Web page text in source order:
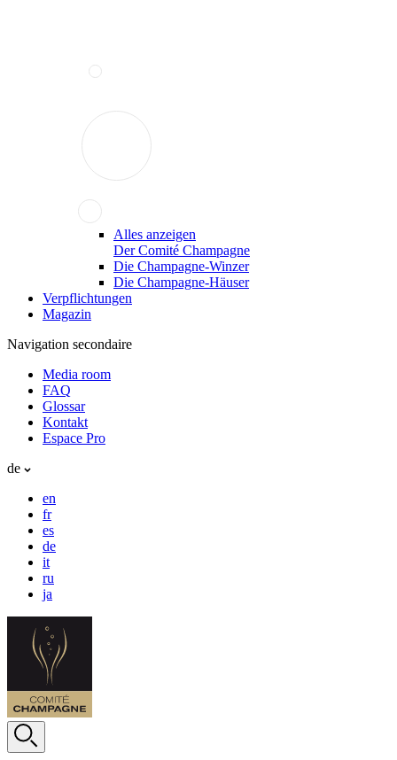
Alles anzeigen
Der Comité Champagne
Die Champagne-Winzer
Die Champagne-Häuser
Verpflichtungen
Magazin
Navigation secondaire
Media room
FAQ
Glossar
Kontakt
Espace Pro
de
en
fr
es
de
it
ru
ja